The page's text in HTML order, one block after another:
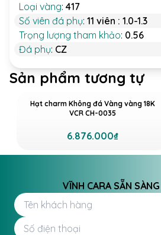
Loại vàng: 417
Số viên đá phụ: 11 viên : 1.0-1.3
Trọng lượng tham khảo: 0.56
Đá phụ: CZ
Sản phẩm tương tự
Hạt charm Không đá Vàng vàng 18K
VCR CH-0035
6.876.000₫
VĨNH CARA SẴN